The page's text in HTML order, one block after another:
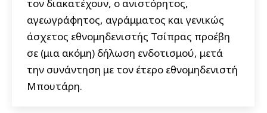
τον διακατέχουν, ο ανιστόρητος,
αγεωγράφητος, αγράμματος και γενικώς
άσχετος εθνομηδενιστής Τσίπρας προέβη
σε (μια ακόμη) δήλωση ενδοτισμού, μετά
την συνάντηση με τον έτερο εθνομηδενιστή
Μπουτάρη.